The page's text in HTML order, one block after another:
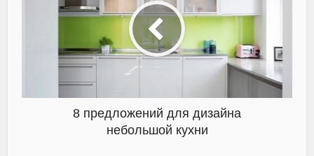
8 предложений для дизайна
небольшой кухни